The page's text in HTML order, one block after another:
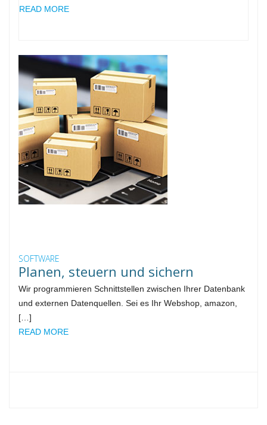
READ MORE
SOFTWARE
Planen, steuern und sichern
Wir programmieren Schnittstellen zwischen Ihrer Datenbank
und externen Datenquellen. Sei es Ihr Webshop, amazon,
[…]
READ MORE